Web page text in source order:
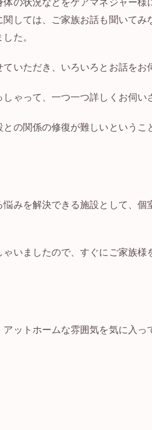
の状況などをケアマネジャー様
しては、ご家族お話も聞いてみ
た。
いただき、いろいろとお話をお
ゃって、一つ一つ詳しくお伺い
の関係の修復が難しいという
みを解決できる施設として、
いましたので、すぐにご家族様
アットホームな雰囲気を気に入